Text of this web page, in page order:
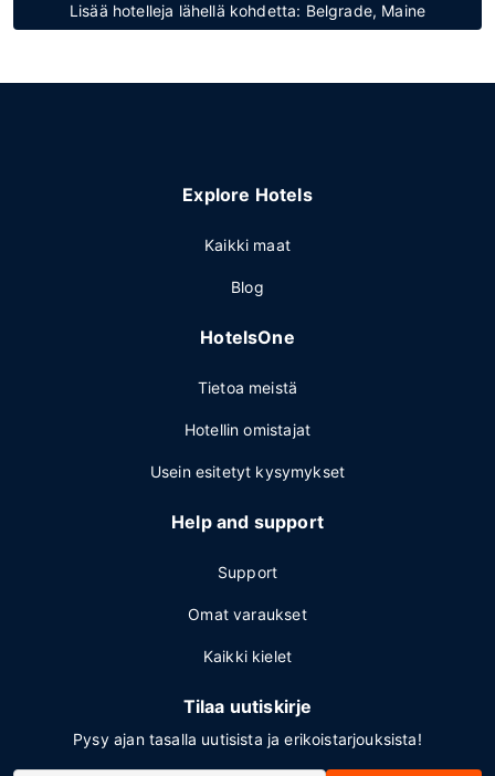
Lisää hotelleja lähellä kohdetta: Belgrade, Maine
Explore Hotels
Kaikki maat
Blog
HotelsOne
Tietoa meistä
Hotellin omistajat
Usein esitetyt kysymykset
Help and support
Support
Omat varaukset
Kaikki kielet
Tilaa uutiskirje
Pysy ajan tasalla uutisista ja erikoistarjouksista!